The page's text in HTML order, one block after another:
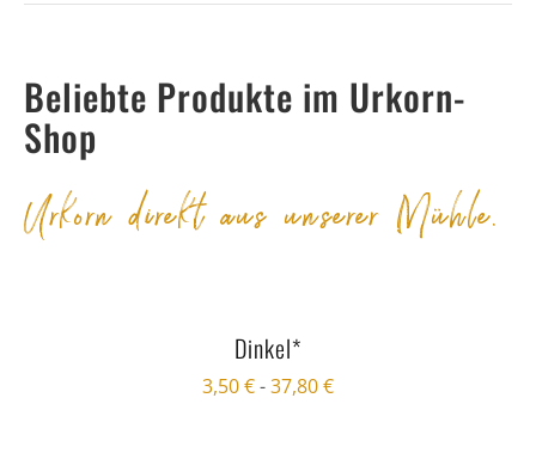
Beliebte Produkte im Urkorn-
Shop
Urkorn direkt aus unserer Mühle.
Dinkel*
3,50€-37,80€